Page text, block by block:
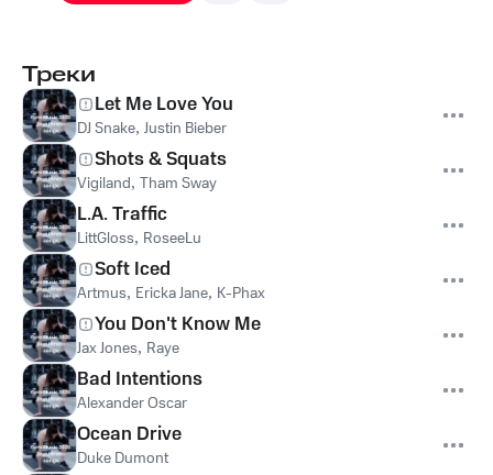
Треки
Let Me Love You
DJ Snake, Justin Bieber
Shots & Squats
Vigiland, Tham Sway
L.A. Traffic
LittGloss, RoseeLu
Soft Iced
Artmus, Ericka Jane, K-Phax
You Don't Know Me
Jax Jones, Raye
Bad Intentions
Alexander Oscar
Ocean Drive
Duke Dumont